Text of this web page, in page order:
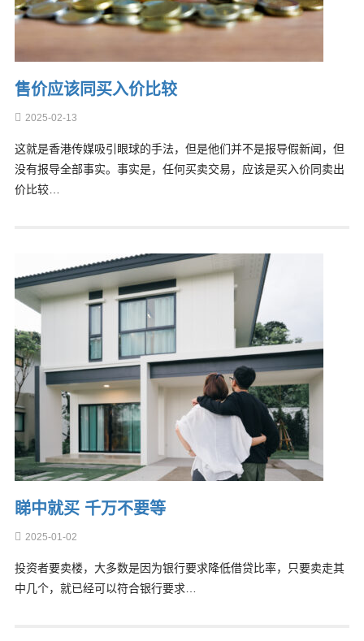
售价应该同买入价比较
2025-02-13
这就是香港传媒吸引眼球的手法，但是他们并不是报导假新闻，但
没有报导全部事实。事实是，任何买卖交易，应该是买入价同卖出
价比较…
睇中就买 千万不要等
2025-01-02
投资者要卖楼，大多数是因为银行要求降低借贷比率，只要卖走其
中几个，就已经可以符合银行要求…